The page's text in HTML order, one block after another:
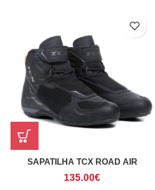
SAPATILHA TCX ROAD AIR
135.00€